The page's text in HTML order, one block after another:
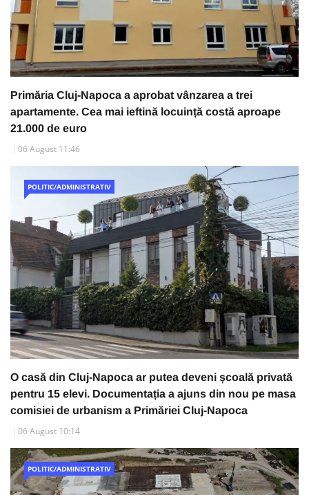
Primăria Cluj-Napoca a aprobat vânzarea a trei
apartamente. Cea mai ieftină locuință costă aproape
21.000 de euro
06 August 11:46
POLITIC/ADMINISTRATIV
O casă din Cluj-Napoca ar putea deveni școală privată
pentru 15 elevi. Documentația a ajuns din nou pe masa
comisiei de urbanism a Primăriei Cluj-Napoca
06 August 10:14
POLITIC/ADMINISTRATIV